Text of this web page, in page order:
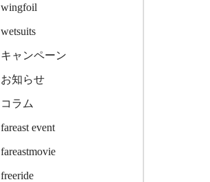
wingfoil
wetsuits
キャンペーン
お知らせ
コラム
fareast event
fareastmovie
freeride